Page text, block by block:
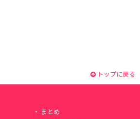
トップに戻る
まとめ